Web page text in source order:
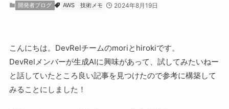
開発者ブログ AWS 技術メモ 2024年8月19日
こんにちは。DevRelチームのmoriとhirokiです。
DevRelメンバーが生成AIに興味があって、試してみたいねー
と話していたところ良い記事を見つけたので参考に構築して
みることにしました！